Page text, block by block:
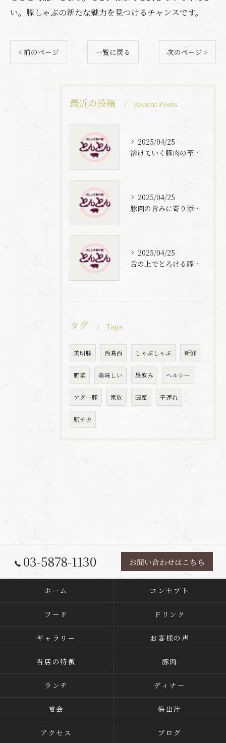
い。豚しゃぶの新たな魅力を見つけるチャンスです。
< 前のページ 一覧に戻る 次のページ >
最近の投稿 Recent Posts
2025/04/25
溶けていく豚肉の至福体験
2025/04/25
豚肉の旨みに寄り添う自家製梅出汁の魅力
2025/04/25
舌の上でとろける豚肉と自家製梅出汁の魅力
タグ Tags
美明豚 西葛西 しゃぶしゃぶ 新鮮
野菜 美味しい 昼飲み ヘルシー
アグー豚 家族 国産 子連れ
駅チカ
03-5878-1130 お問い合わせはこちら
ホーム コンセプト
フード ドリンク
ギャラリー お客様の声
当店の特徴 豚肉
ランチ ディナー
宴会 梅出汁
アクセス ブログ